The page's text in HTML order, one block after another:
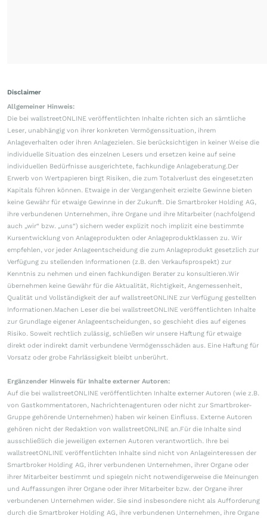
Disclaimer
Allgemeiner Hinweis:
Die bei wallstreetONLINE veröffentlichten Inhalte richten sich an sämtliche
Leser, unabhängig von ihrer konkreten Vermögenssituation, ihrem
Anlageverhalten oder ihren Anlagezielen. Sie berücksichtigen in keiner Weise die
individuelle Situation des einzelnen Lesers und ersetzen keine auf seine
individuellen Bedürfnisse ausgerichtete, fachkundige Anlageberatung.Der
Erwerb von Wertpapieren birgt Risiken, die zum Totalverlust des eingesetzten
Kapitals führen können. Etwaige in der Vergangenheit erzielte Gewinne bieten
keine Gewähr für etwaige Gewinne in der Zukunft. Die Smartbroker Holding AG,
ihre verbundenen Unternehmen, ihre Organe und ihre Mitarbeiter (nachfolgend
auch „wir“ bzw. „uns“) sichern weder explizit noch implizit eine bestimmte
Kursentwicklung von Anlageprodukten oder Anlageproduktklassen zu. Wir
empfehlen, vor jeder Anlageentscheidung die zum Anlageprodukt gesetzlich zur
Verfügung zu stellenden Informationen (z.B. den Verkaufsprospekt) zur
Kenntnis zu nehmen und einen fachkundigen Berater zu konsultieren.Wir
übernehmen keine Gewähr für die Aktualität, Richtigkeit, Angemessenheit,
Qualität und Vollständigkeit der auf wallstreetONLINE zur Verfügung gestellten
Informationen.Machen Leser die bei wallstreetONLINE veröffentlichten Inhalte
zur Grundlage eigener Anlageentscheidungen, so geschieht dies auf eigenes
Risiko. Soweit rechtlich zulässig, schließen wir unsere Haftung für etwaige
direkt oder indirekt damit verbundene Vermögensschäden aus. Eine Haftung für
Vorsatz oder grobe Fahrlässigkeit bleibt unberührt.
Ergänzender Hinweis für Inhalte externer Autoren:
Auf die bei wallstreetONLINE veröffentlichten Inhalte externer Autoren (wie z.B.
von Gastkommentatoren, Nachrichtenagenturen oder nicht zur Smartbroker-
Gruppe gehörende Unternehmen) haben wir keinen Einfluss. Externe Autoren
gehören nicht der Redaktion von wallstreetONLINE an.Für die Inhalte sind
ausschließlich die jeweiligen externen Autoren verantwortlich. Ihre bei
wallstreetONLINE veröffentlichten Inhalte sind nicht von Anlageinteressen der
Smartbroker Holding AG, ihrer verbundenen Unternehmen, ihrer Organe oder
ihrer Mitarbeiter bestimmt und spiegeln nicht notwendigerweise die Meinungen
und Auffassungen ihrer Organe oder ihrer Mitarbeiter bzw. der Organe ihrer
verbundenen Unternehmen wider. Sie sind insbesondere nicht als Aufforderung
durch die Smartbroker Holding AG, ihre verbundenen Unternehmen, ihre Organe